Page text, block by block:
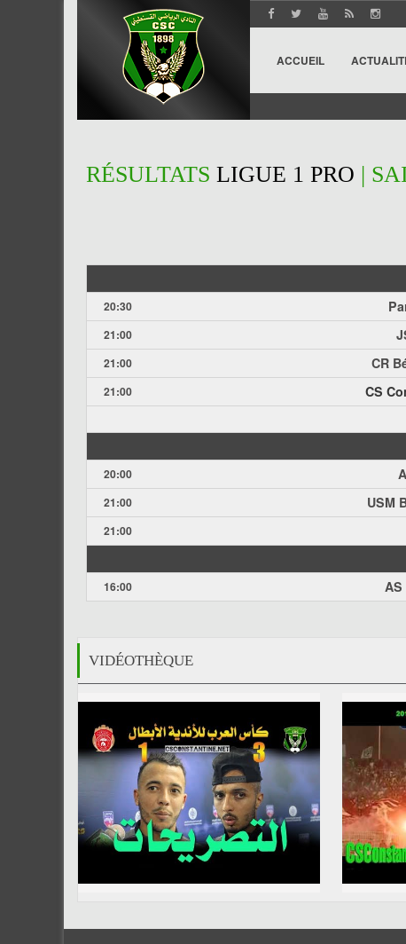
ACCUEIL
RÉSULTATS LIGUE 1 PRO |
20:30
21:00
21:00 CR
21:00 CS
20:00
21:00 USM
21:00
16:00
VIDÉOTHÈQUE